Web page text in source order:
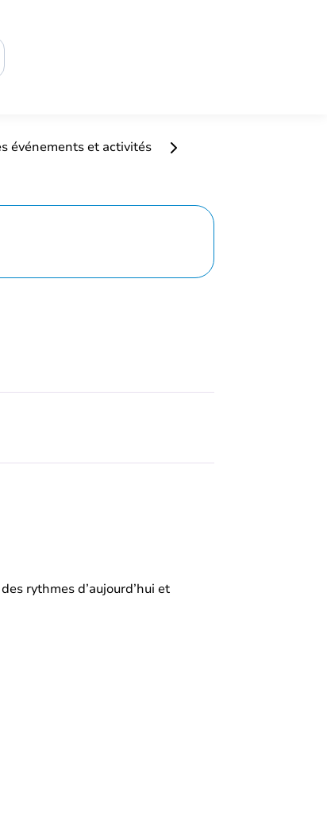
événements et activités
rythmes d’aujourd’hui et